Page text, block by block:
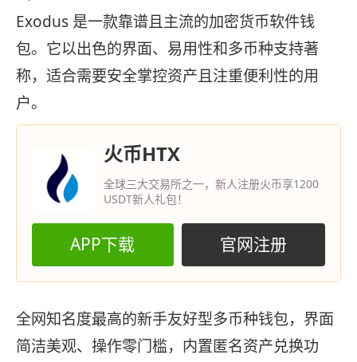
Exodus 是一款靠谱且主流的加密货币软件钱
包。它以出色的界面、易用性和多币种支持著
称，适合需要安全掌控资产且注重便利性的用
户。
火币HTX
全球三大交易所之一，新人注册火币享1200
USDT新人礼包！
APP下载 官网注册
全网知名度最高的新手友好型多币种钱包，界面
简洁美观、操作零门槛，内置匿名资产兑换功